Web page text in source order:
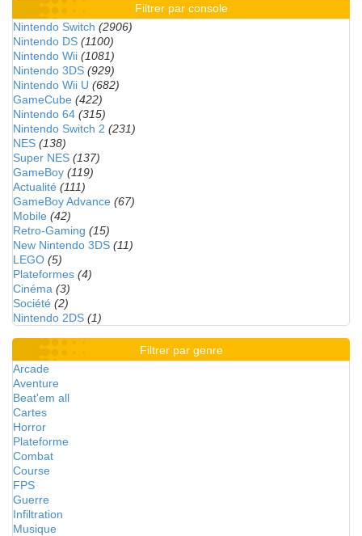
Filtrer par console
Nintendo Switch (2906)
Nintendo DS (1100)
Nintendo Wii (1081)
Nintendo 3DS (929)
Nintendo Wii U (682)
GameCube (422)
Nintendo 64 (315)
Nintendo Switch 2 (231)
NES (138)
Super NES (137)
GameBoy (119)
Actualité (111)
GameBoy Advance (67)
Mobile (42)
Retro-Gaming (15)
New Nintendo 3DS (11)
LEGO (5)
Plateformes (4)
Cinéma (3)
Société (2)
Nintendo 2DS (1)
Filtrer par genre
Arcade
Aventure
Beat'em all
Cartes
Horror
Plateforme
Combat
Course
FPS
Guerre
Infiltration
Musique